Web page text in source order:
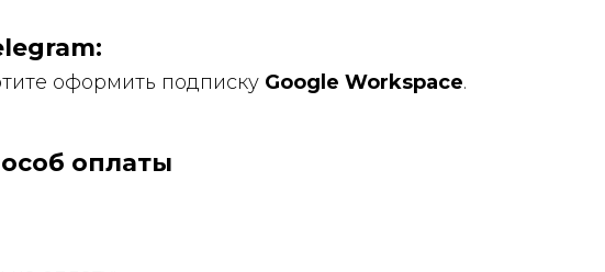
оформить подписку Google Workspace.
оплаты